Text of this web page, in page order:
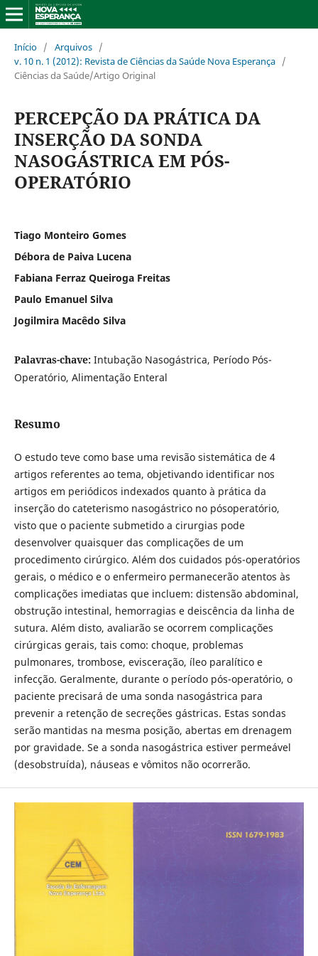
Início / Arquivos /
v. 10 n. 1 (2012): Revista de Ciências da Saúde Nova Esperança /
Ciências da Saúde/Artigo Original
PERCEPÇÃO DA PRÁTICA DA
INSERÇÃO DA SONDA
NASOGÁSTRICA EM PÓS-
OPERATÓRIO
Tiago Monteiro Gomes
Débora de Paiva Lucena
Fabiana Ferraz Queiroga Freitas
Paulo Emanuel Silva
Jogilmira Macêdo Silva
Palavras-chave: Intubação Nasogástrica, Período Pós-
Operatório, Alimentação Enteral
Resumo
O estudo teve como base uma revisão sistemática de 4
artigos referentes ao tema, objetivando identificar nos
artigos em periódicos indexados quanto à prática da
inserção do cateterismo nasogástrico no pósoperatório,
visto que o paciente submetido a cirurgias pode
desenvolver quaisquer das complicações de um
procedimento cirúrgico. Além dos cuidados pós-operatórios
gerais, o médico e o enfermeiro permanecerão atentos às
complicações imediatas que incluem: distensão abdominal,
obstrução intestinal, hemorragias e deiscência da linha de
sutura. Além disto, avaliarão se ocorrem complicações
cirúrgicas gerais, tais como: choque, problemas
pulmonares, trombose, evisceração, íleo paralítico e
infecção. Geralmente, durante o período pós-operatório, o
paciente precisará de uma sonda nasogástrica para
prevenir a retenção de secreções gástricas. Estas sondas
serão mantidas na mesma posição, abertas em drenagem
por gravidade. Se a sonda nasogástrica estiver permeável
(desobstruída), náuseas e vômitos não ocorrerão.